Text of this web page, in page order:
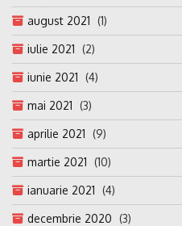
august 2021 (1)
iulie 2021 (2)
iunie 2021 (4)
mai 2021 (3)
aprilie 2021 (9)
martie 2021 (10)
ianuarie 2021 (4)
decembrie 2020 (3)